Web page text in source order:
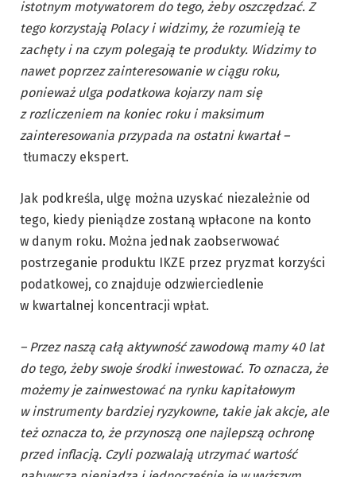
istotnym motywatorem do tego, żeby oszczędzać. Z
tego korzystają Polacy i widzimy, że rozumieją te
zachęty i na czym polegają te produkty. Widzimy to
nawet poprzez zainteresowanie w ciągu roku,
ponieważ ulga podatkowa kojarzy nam się
z rozliczeniem na koniec roku i maksimum
zainteresowania przypada na ostatni kwartał –
tłumaczy ekspert.
Jak podkreśla, ulgę można uzyskać niezależnie od
tego, kiedy pieniądze zostaną wpłacone na konto
w danym roku. Można jednak zaobserwować
postrzeganie produktu IKZE przez pryzmat korzyści
podatkowej, co znajduje odzwierciedlenie
w kwartalnej koncentracji wpłat.
– Przez naszą całą aktywność zawodową mamy 40 lat
do tego, żeby swoje środki inwestować. To oznacza, że
możemy je zainwestować na rynku kapitałowym
w instrumenty bardziej ryzykowne, takie jak akcje, ale
też oznacza to, że przynoszą one najlepszą ochronę
przed inflacją. Czyli pozwalają utrzymać wartość